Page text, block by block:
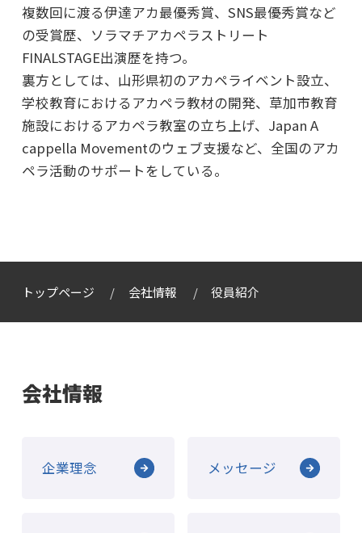
複数回に渡る伊達アカ最優秀賞、SNS最優秀賞など
の受賞歴、ソラマチアカペラストリート
FINALSTAGE出演歴を持つ。
裏方としては、山形県初のアカペライベント設立、
学校教育におけるアカペラ教材の開発、草加市教育
施設におけるアカペラ教室の立ち上げ、Japan A
cappella Movementのウェブ支援など、全国のアカ
ペラ活動のサポートをしている。
トップページ 会社情報 役員紹介
会社情報
企業理念 メッセージ